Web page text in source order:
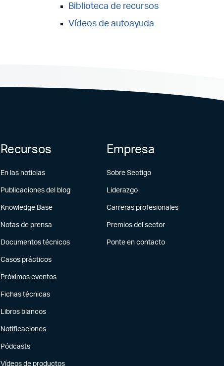
Biblioteca de recursos
Vídeos de autoayuda
Recursos
En las noticias
Publicaciones del blog
Knowledge Base
Notas de prensa
Documentos técnicos
Casos prácticos
Próximos eventos
Fichas técnicas
Libros blancos
Notificaciones
Pódcasts
Vídeos de productos
Empresa
Sobre Sectigo
Liderazgo
Carreras profesionales
Premios del sector
Ponte en contacto